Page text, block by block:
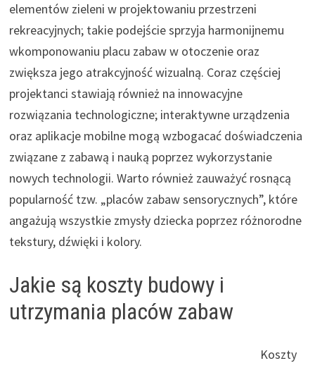
elementów zieleni w projektowaniu przestrzeni
rekreacyjnych; takie podejście sprzyja harmonijnemu
wkomponowaniu placu zabaw w otoczenie oraz
zwiększa jego atrakcyjność wizualną. Coraz częściej
projektanci stawiają również na innowacyjne
rozwiązania technologiczne; interaktywne urządzenia
oraz aplikacje mobilne mogą wzbogacać doświadczenia
związane z zabawą i nauką poprzez wykorzystanie
nowych technologii. Warto również zauważyć rosnącą
popularność tzw. „placów zabaw sensorycznych”, które
angażują wszystkie zmysły dziecka poprzez różnorodne
tekstury, dźwięki i kolory.
Jakie są koszty budowy i
utrzymania placów zabaw
Koszty